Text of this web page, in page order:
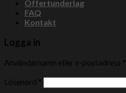
Offertunderlag
FAQ
Kontakt
Logga in
Användarnamn eller e-postadress *
Lösenord *